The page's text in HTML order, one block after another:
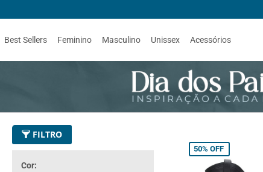
Best Sellers Feminino Masculino Unissex Acessórios
FILTRO
Cor
50% OFF